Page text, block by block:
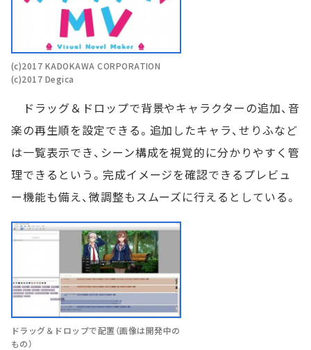
(c)2017 KADOKAWA CORPORATION
(c)2017 Degica
ドラッグ＆ドロップで背景やキャラクターの追加、音
楽の再生順を設定できる。追加したキャラ、せりふなど
は一覧表示でき、シーン構成を視覚的に分かりやすく管
理できるという。完成イメージを確認できるプレビュ
ー機能も備え、微調整もスムーズに行えるとしている。
ドラッグ＆ドロップで配置（画像は開発中の
もの）